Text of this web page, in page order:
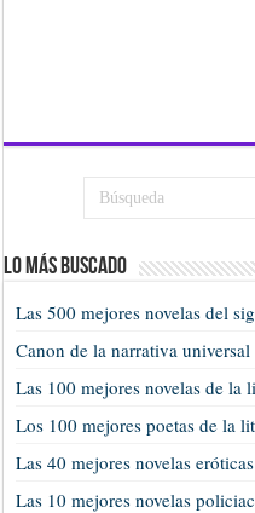
Lo más buscado
Las 500 mejores novelas del
Canon de la narrativa
Las 100 mejores novelas de la
Los 100 mejores poetas de la
Las 40 mejores novelas eróticas
Las 10 mejores novelas